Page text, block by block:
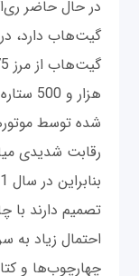
هزار
شده توسط
رقابت شدیدی
تصمیم دارند با
چهارچوب‌ها و